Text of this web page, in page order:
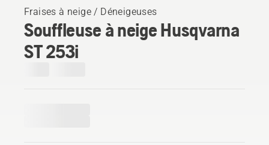
Fraises à neige / Déneigeuses
Souffleuse à neige Husqvarna
ST 253i